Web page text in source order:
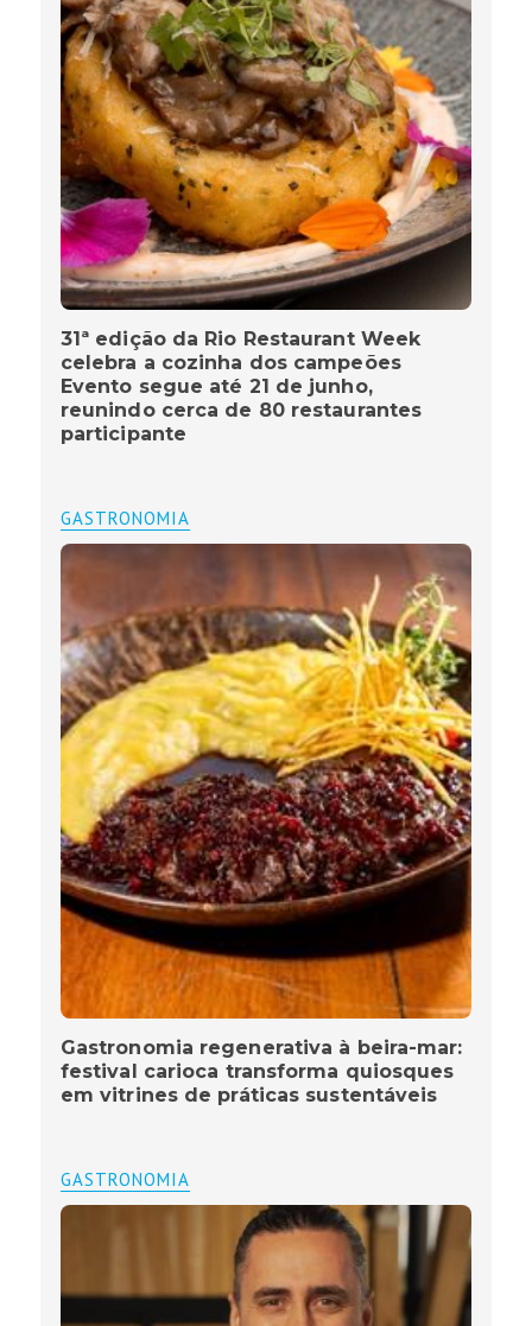
31ª edição da Rio Restaurant Week
celebra a cozinha dos campeões
Evento segue até 21 de junho,
reunindo cerca de 80 restaurantes
participante
GASTRONOMIA
Gastronomia regenerativa à beira-mar:
festival carioca transforma quiosques
em vitrines de práticas sustentáveis
GASTRONOMIA